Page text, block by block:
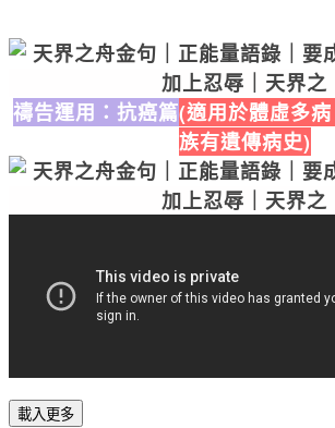
禱告運用：抗癌篇(適用於體虛多
族有遺傳病史)
載入更多